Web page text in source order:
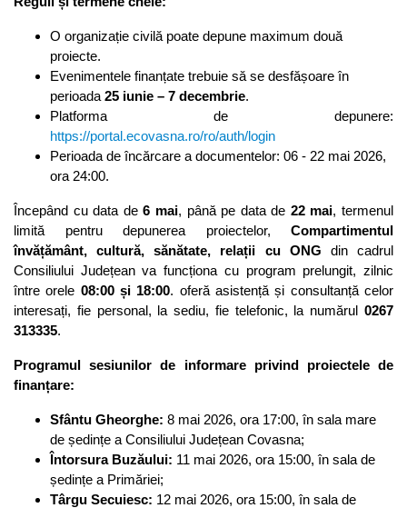
O organizație civilă poate depune maximum două
proiecte.
Evenimentele finanțate trebuie să se desfășoare în
perioada 25 iunie – 7 decembrie.
Platforma de depunere:
https://portal.ecovasna.ro/ro/auth/login
Perioada de încărcare a documentelor: 06 - 22 mai 2026,
ora 24:00.
Începând cu data de6 mai, până pe data de 22 mai, termenul
limită pentru depunerea proiectelor, Compartimentul
învățământ, cultură, sănătate, relații cu ONG din cadrul
Consiliului Județean va funcționa cu program prelungit, zilnic
între orele 08:00 și 18:00. oferă asistență și consultanță celor
interesați, fie personal, la sediu, fie telefonic, la numărul 0267
313335.
Programul sesiunilor de informare privind proiectele de
finanțare:
Sfântu Gheorghe: 8 mai 2026, ora 17:00, în sala mare
de ședințe a Consiliului Județean Covasna;
Întorsura Buzăului: 11 mai 2026, ora 15:00, în sala de
ședințe a Primăriei;
Târgu Secuiesc: 12 mai 2026, ora 15:00, în sala de